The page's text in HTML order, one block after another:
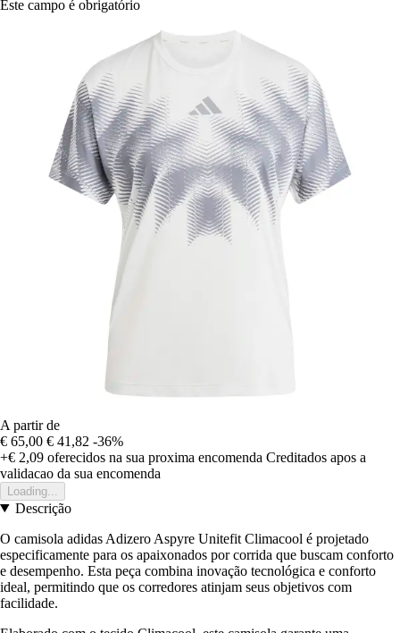
Este campo é obrigatório
A partir de
€ 65,00 € 41,82 -36%
+€ 2,09 oferecidos na sua proxima encomenda Creditados apos a
validacao da sua encomenda
Loading...
Descrição
O camisola adidas Adizero Aspyre Unitefit Climacool é projetado
especificamente para os apaixonados por corrida que buscam conforto
e desempenho. Esta peça combina inovação tecnológica e conforto
ideal, permitindo que os corredores atinjam seus objetivos com
facilidade.